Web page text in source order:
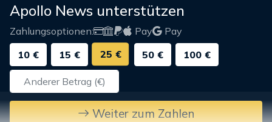
Apollo News unterstützen
Zahlungsoptionen: Pay
Pay
10 €
15 € 25 € 50 € 100 €
Weiter zum Zahlen